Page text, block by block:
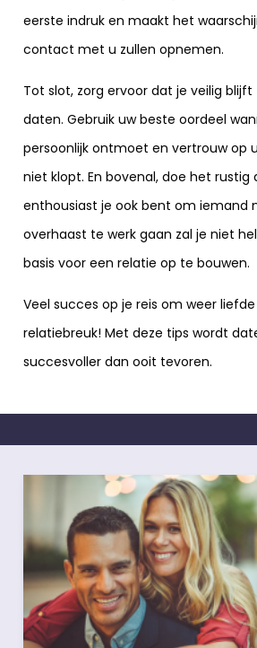
eerste indruk en maakt het
contact met u zullen opnemen.
Tot slot, zorg ervoor dat je veilig
daten. Gebruik uw beste oordeel
persoonlijk ontmoet en vertrouw op
niet klopt. En bovenal, doe het rustig
enthousiast je ook bent om iemand
overhaast te werk gaan zal je niet
basis voor een relatie op te bouwen.
Veel succes op je reis om weer
relatiebreuk! Met deze tips wordt
succesvoller dan ooit tevoren.